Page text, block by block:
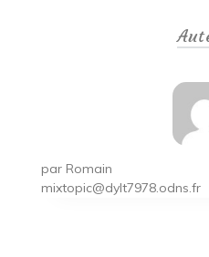
par Romain
mixtopic@dylt7978.odns.fr